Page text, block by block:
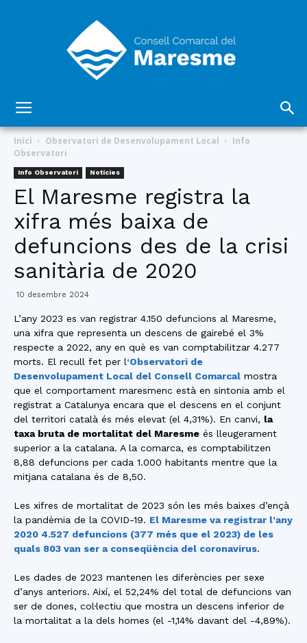
del
Inici Observatori de Desenvolupament Local
Info
Observatori
Info Observatori Notícies
El Maresme registra la
xifra més baixa de
defuncions des de la crisi
sanitària de 2020
10 desembre 2024
L’any 2023 es van registrar 4.150 defuncions al Maresme,
una xifra que representa un descens de gairebé el 3%
respecte a 2022, any en què es van comptabilitzar 4.277
morts. El recull fet per l‘Observatori de
Desenvolupament Local del Consell Comarcal mostra
que el comportament maresmenc està en sintonia amb el
registrat a Catalunya encara que el descens en el conjunt
del territori català és més elevat (el 4,31%). En canvi, la
taxa bruta de mortalitat del Maresme és lleugerament
superior a la catalana. A la comarca, es comptabilitzen
8,88 defuncions per cada 1.000 habitants mentre que la
mitjana catalana és de 8,50.
Les xifres de mortalitat de 2023 són les més baixes d’ençà
la pandèmia de la COVID-19. El Maresme va registrar l’any
2020 4.527 defuncions (377 més que el 2023) de les
quals 803 van ser a conseqüència del coronavirus.
Les dades de 2023 mantenen les diferències per sexe
d’anys anteriors. Així, el 52,24% del total de defuncions van
ser de dones, col·lectiu que mostra un descens inferior de
la mortalitat a la dels homes (el -1,14% davant del -4,89%).